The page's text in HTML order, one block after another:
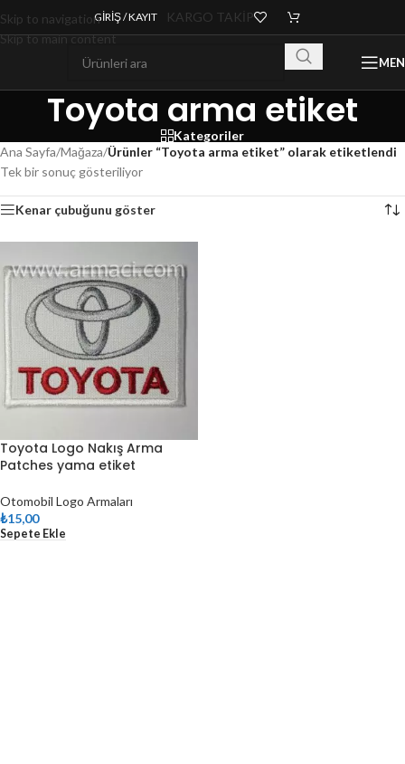
Skip to navigation
Skip to main content
GIRIŞ / KAYIT KARGO TAKİP
Toyota arma etiket
Kategoriler
Ana Sayfa/Mağaza/Ürünler “Toyota arma etiket” olarak etiketlendi
Tek bir sonuç gösteriliyor
Kenar çubuğunu göster
Toyota Logo Nakış Arma
Patches yama etiket
Otomobil Logo Armaları
₺15,00
Sepete Ekle